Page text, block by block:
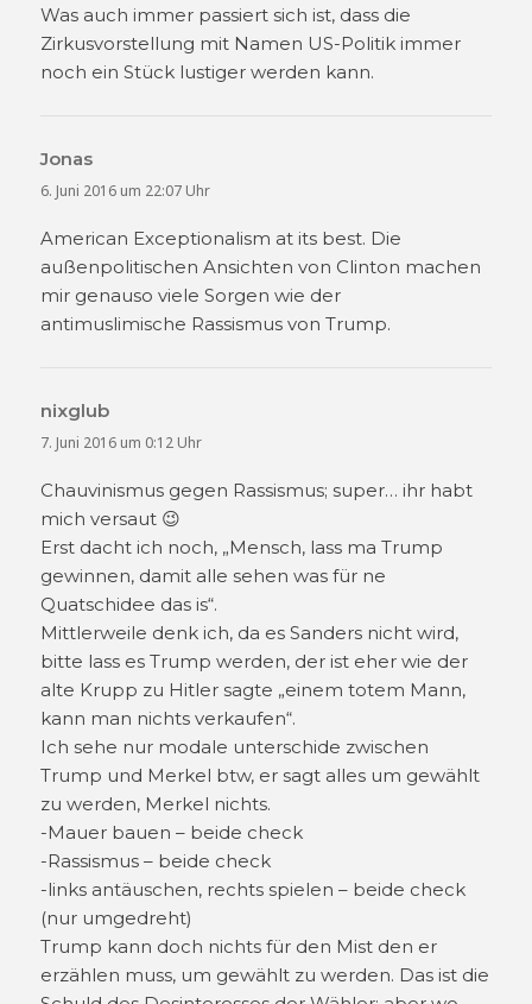
Was auch immer passiert sich ist, dass die
Zirkusvorstellung mit Namen US-Politik immer
noch ein Stück lustiger werden kann.
Jonas
6. Juni 2016 um 22:07 Uhr
American Exceptionalism at its best. Die
außenpolitischen Ansichten von Clinton machen
mir genauso viele Sorgen wie der
antimuslimische Rassismus von Trump.
nixglub
7. Juni 2016 um 0:12 Uhr
Chauvinismus gegen Rassismus; super… ihr habt
mich versaut 😉
Erst dacht ich noch, „Mensch, lass ma Trump
gewinnen, damit alle sehen was für ne
Quatschidee das is“.
Mittlerweile denk ich, da es Sanders nicht wird,
bitte lass es Trump werden, der ist eher wie der
alte Krupp zu Hitler sagte „einem totem Mann,
kann man nichts verkaufen“.
Ich sehe nur modale unterschide zwischen
Trump und Merkel btw, er sagt alles um gewählt
zu werden, Merkel nichts.
-Mauer bauen – beide check
-Rassismus – beide check
-links antäuschen, rechts spielen – beide check
(nur umgedreht)
Trump kann doch nichts für den Mist den er
erzählen muss, um gewählt zu werden. Das ist die